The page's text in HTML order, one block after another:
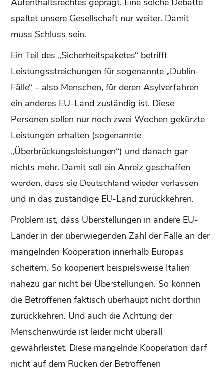
spaltet unsere Gesellschaft nur weiter. Damit
muss Schluss sein.
Ein Teil des „Sicherheitspaketes“ betrifft
Leistungsstreichungen für sogenannte „Dublin-
Fälle“ – also Menschen, für deren Asylverfahren
ein anderes EU-Land zuständig ist. Diese
Personen sollen nur noch zwei Wochen gekürzte
Leistungen erhalten (sogenannte
„Überbrückungsleistungen“) und danach gar
nichts mehr. Damit soll ein Anreiz geschaffen
werden, dass sie Deutschland wieder verlassen
und in das zuständige EU-Land zurückkehren.
Problem ist, dass Überstellungen in andere EU-
Länder in der überwiegenden Zahl der Fälle an der
mangelnden Kooperation innerhalb Europas
scheitern. So kooperiert beispielsweise Italien
nahezu gar nicht bei Überstellungen. So können
die Betroffenen faktisch überhaupt nicht dorthin
zurückkehren. Und auch die Achtung der
Menschenwürde ist leider nicht überall
gewährleistet. Diese mangelnde Kooperation darf
nicht auf dem Rücken der Betroffenen